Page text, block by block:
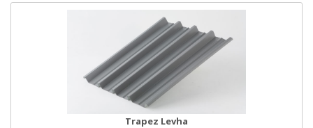
Trapez Levha